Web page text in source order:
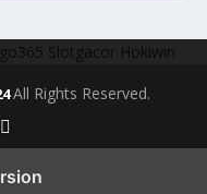
Slotgacor Hokiwin
All Rights Reserved.